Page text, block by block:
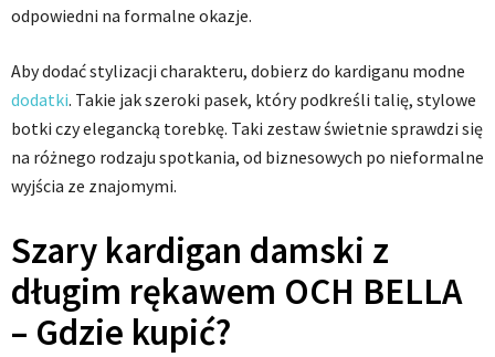
odpowiedni na formalne okazje.
Aby dodać stylizacji charakteru, dobierz do kardiganu modne
dodatki. Takie jak szeroki pasek, który podkreśli talię, stylowe
botki czy elegancką torebkę. Taki zestaw świetnie sprawdzi się
na różnego rodzaju spotkania, od biznesowych po nieformalne
wyjścia ze znajomymi.
Szary kardigan damski z
długim rękawem OCH BELLA
– Gdzie kupić?